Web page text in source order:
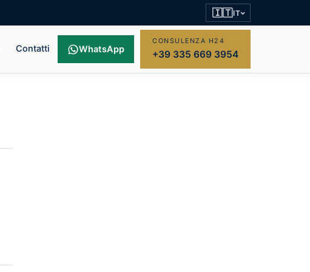
🇮🇹IT
Contatti WhatsApp
CONSULENZA H24
+39 335 669 3954